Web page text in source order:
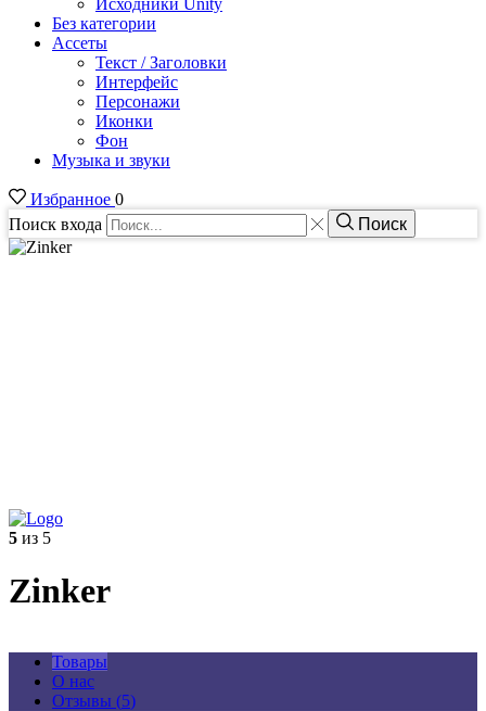
Исходники Unity
Без категории
Ассеты
Текст / Заголовки
Интерфейс
Персонажи
Иконки
Фон
Музыка и звуки
Избранное 0
Поиск входа
Поиск
5 из 5
Zinker
Товары
О нас
Отзывы (5)